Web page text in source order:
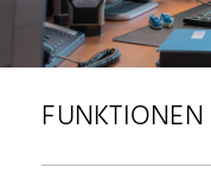
FUNKTIONEN